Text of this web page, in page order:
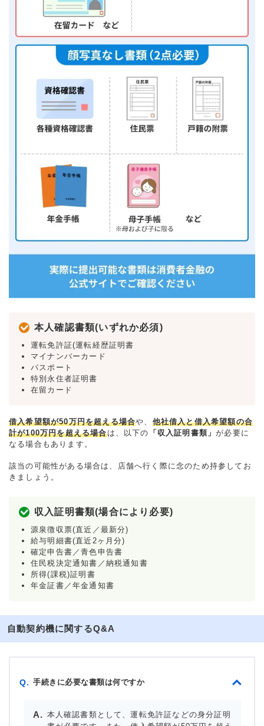
本人確認書類(いずれか必須)
運転免許証(運転経歴証明書
マイナンバーカード
パスポート
特別永住者証明書
在留カード
借入希望額が50万円を超える場合や、 他社借入と借入希望額の合
計が100万円を超える場合は、以下の 「収入証明書類」が必要に
なる場合もあります。
該当の可能性がある場合は、店舗へ行く際に念のため持参してお
きましょう。
収入証明書類(場合により必要)
源泉徴収票(直近／最新分)
給与明細書(直近2ヶ月分)
確定申告書／青色申告書
住民税決定通知書／納税通知書
所得(課税)証明書
年金証書／年金通知書
自動契約機に関するQ&A
Q. 手続きに必要な書類は何ですか
本人確認書類として、運転免許証などの身分証明